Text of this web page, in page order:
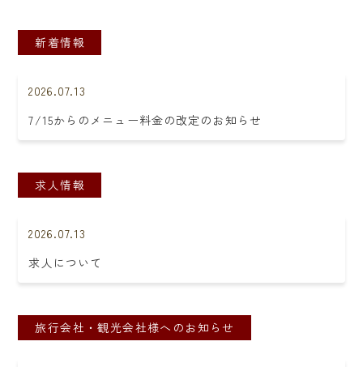
新着情報
2026.07.13
7/15からのメニュー料金の改定のお知らせ
求人情報
2026.07.13
求人について
旅行会社・観光会社様へのお知らせ